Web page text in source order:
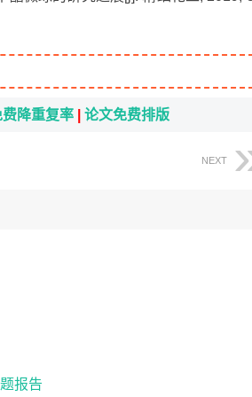
费降重复率 论文免费排版
NEXT
报告